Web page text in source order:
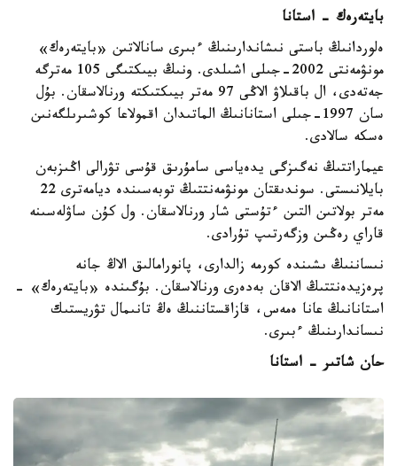
بايتەرەك - استانا
ەلوردانىڭ باستى نىشاندارىنىڭ ءبىرى سانالاتىن «بايتەرەك»
مونۋمەنتى 2002-جىلى اشىلدى. ونىڭ بيىكتىگى 105 مەترگە
جەتەدى، ال باقىلاۋ الاڭى 97 مەتر بيىكتىكتە ورنالاسقان. بۇل
سان 1997-جىلى استانانىڭ الماتىدان اقمولاعا كوشىرىلگەنىن
ەسكە سالادى.
عيماراتتىڭ نەگىزگى يدەياسى سامۇرىق قۇسى تۋرالى اڭىزبەن
بايلانىستى. سوندىقتان مونۋمەنتتىڭ توبەسىندە ديامەترى 22
مەتر بولاتىن التىن ءتۇستى شار ورنالاسقان. ول كۇن ساۋلەسىنە
قاراي رەڭىن وزگەرتىپ تۇرادى.
نىساننىڭ ىشىندە كورمە زالدارى، پانورامالىق الاڭ جانە
پرەزيدەنتتىڭ الاقان بەدەرى ورنالاسقان. بۇگىندە «بايتەرەك» -
استانانىڭ عانا ەمەس، قازاقستاننىڭ ەڭ تانىمال تۋريستىك
نىساندارىنىڭ ءبىرى.
حان شاتىر - استانا